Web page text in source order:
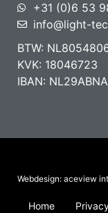
+31 (0)6 53
info@light-
BTW:
KVK: 18046723
IBAN:
Webdesign: aceview
Home